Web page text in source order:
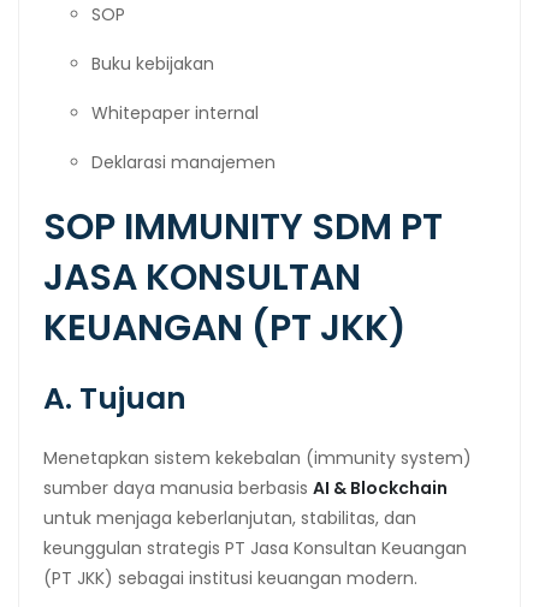
SOP
Buku kebijakan
Whitepaper internal
Deklarasi manajemen
SOP IMMUNITY SDM PT
JASA KONSULTAN
KEUANGAN (PT JKK)
A. Tujuan
Menetapkan sistem kekebalan (immunity system)
sumber daya manusia berbasis AI & Blockchain
untuk menjaga keberlanjutan, stabilitas, dan
keunggulan strategis PT Jasa Konsultan Keuangan
(PT JKK) sebagai institusi keuangan modern.